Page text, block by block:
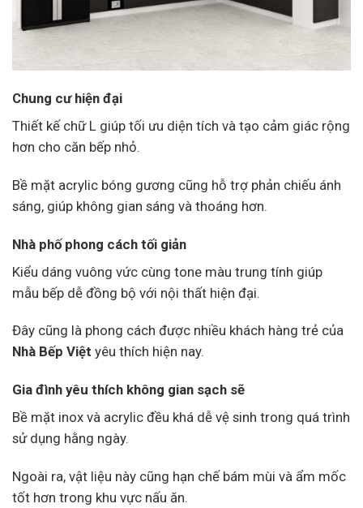
Chung cư hiện đại
Thiết kế chữ L giúp tối ưu diện tích và tạo cảm giác rộng
hơn cho căn bếp nhỏ.
Bề mặt acrylic bóng gương cũng hỗ trợ phản chiếu ánh
sáng, giúp không gian sáng và thoáng hơn.
Nhà phố phong cách tối giản
Kiểu dáng vuông vức cùng tone màu trung tính giúp
mẫu bếp dễ đồng bộ với nội thất hiện đại.
Đây cũng là phong cách được nhiều khách hàng trẻ của
Nhà Bếp Việt yêu thích hiện nay.
Gia đình yêu thích không gian sạch sẽ
Bề mặt inox và acrylic đều khá dễ vệ sinh trong quá trình
sử dụng hằng ngày.
Ngoài ra, vật liệu này cũng hạn chế bám mùi và ẩm mốc
tốt hơn trong khu vực nấu ăn.